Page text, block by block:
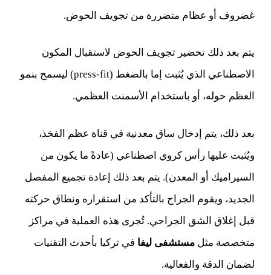
غضروف أو عظام متضررة من تجويف الحوض.
يتم بعد ذلك تحضير تجويف الحوض لاستقبال المكون
الاصطناعي الذي يُثبت إما بالضغط (press-fit) ليسمح بنمو
العظم حوله، أو باستخدام الأسمنت العظمي.
بعد ذلك، يتم إدخال ساق معدنية في قناة عظم الفخذ،
ويُثبت عليها رأس كروي اصطناعي (عادةً ما يكون من
السيراميك أو المعدن). يتم بعد ذلك إعادة تجميع المفصل
الجديد، ويقوم الجراح بالتأكد من استقراره ونطاق حركته
قبل إغلاق الشق الجراحي. تُجرى هذه العملية في مراكز
متخصصة مثل مستشفى ليفا في تركيا بأحدث التقنيات
لضمان الدقة والفعالية.